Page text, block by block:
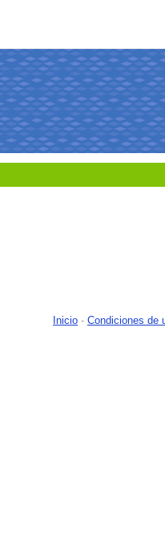
Inicio - Condiciones de